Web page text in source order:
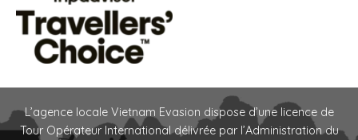
L’agence locale Vietnam Evasion dispose d’une licence de
Tour Opérateur International délivrée par l’Administration du